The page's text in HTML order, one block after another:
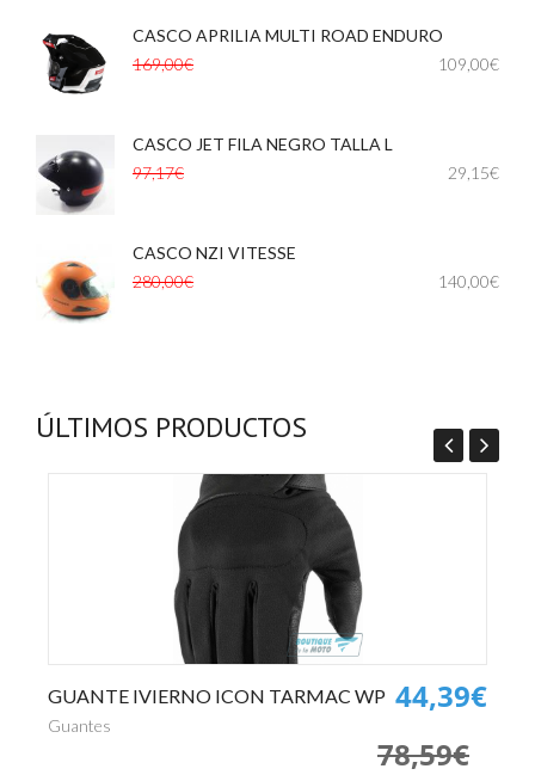
CASCO APRILIA MULTI ROAD ENDURO
169,00€
109,00€
CASCO JET FILA NEGRO TALLA L
97,17€
29,15€
CASCO NZI VITESSE
280,00€
140,00€
ÚLTIMOS PRODUCTOS
GUANTE IVIERNO ICON TARMAC WP
Guantes
44,39€
78,59€